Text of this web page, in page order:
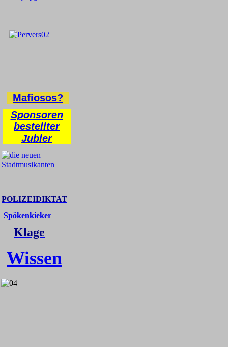
Mafiosos?
Sponsoren
bestellter
Jubler
POLIZEIDIKTAT
Spökenkieker
Klage
Wissen